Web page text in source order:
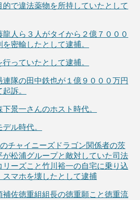
で違法薬物を所持していたとして
人ら３人がタイから２億７０００
密輸したとして逮捕。
っていたとして逮捕。
連隊の田中鉄也が１億９０００万円
訴。
景一さんのホスト時代。
ル時代。
チャイニーズドラゴン関係者の茨
が松浦グループと敵対していた司法
リーズこと竹川裕一の自宅に乗り込
スマホを壊したとして逮捕
補佐徳重組組長の徳重願こと徳重流